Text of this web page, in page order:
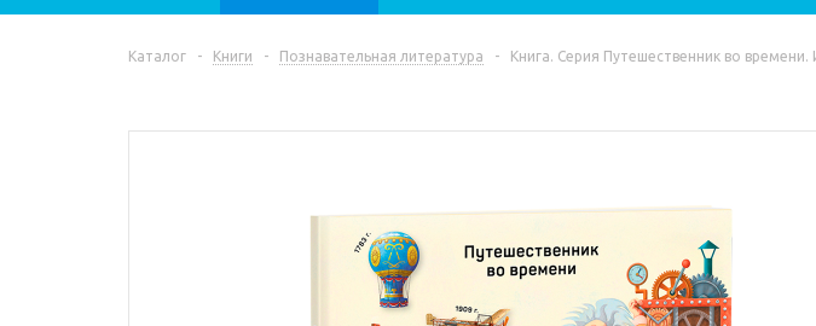
Каталог - Книги - Познавательная литература - Книга. Серия Путешественник во